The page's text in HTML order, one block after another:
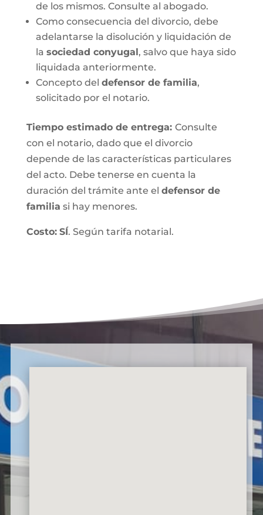
de los mismos. Consulte al abogado.
Como consecuencia del divorcio, debe
adelantarse la disolución y liquidación de
la sociedad conyugal, salvo que haya sido
liquidada anteriormente.
Concepto del defensor de familia,
solicitado por el notario.
Tiempo estimado de entrega: Consulte
con el notario, dado que el divorcio
depende de las características particulares
del acto. Debe tenerse en cuenta la
duración del trámite ante el defensor de
familia si hay menores.
Costo: SÍ. Según tarifa notarial.